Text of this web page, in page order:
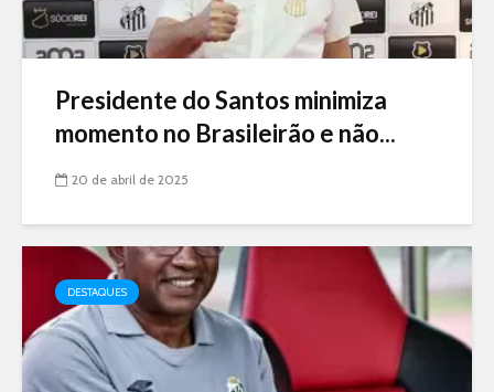
Presidente do Santos minimiza
momento no Brasileirão e não...
20 de abril de 2025
DESTAQUES